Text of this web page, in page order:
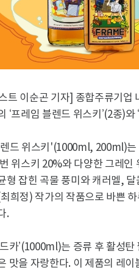
트 이순곤 기자] 종합주류기
‘프레임 블렌드 위스키’(2종)
드 위스키'(1000ml, 200ml)는
위스키 20%와 다양한 그레
형 잡힌 곡물 풍미와 캐러멜,
희정) 작가의 작품으로 바쁜
.
카’(1000ml)는 증류 후 활성
맛을 자랑한다. 이 제품의 레